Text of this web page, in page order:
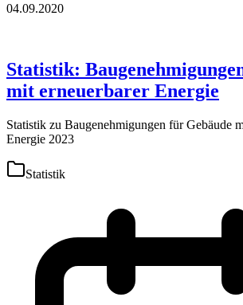
04.09.2020
Statistik:
mit erneuerbarer Energie
Statistik zu Baugenehmigungen für Gebäude
Energie 2023
Statistik